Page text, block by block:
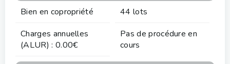
Bien en copropriété
44 lots
Charges annuelles
(ALUR) : 0.00€
Pas de procédure en
cours